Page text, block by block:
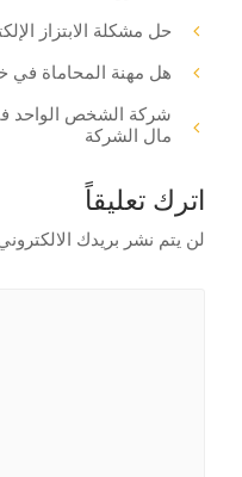
حل مشكلة الابتزاز
هل مهنة المحاماة في
شركة الشخص الواحد
مال الشركة
اترك تعليقاً
لن يتم نشر بريدك